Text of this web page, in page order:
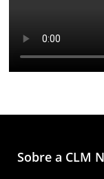
Sobre a CLM